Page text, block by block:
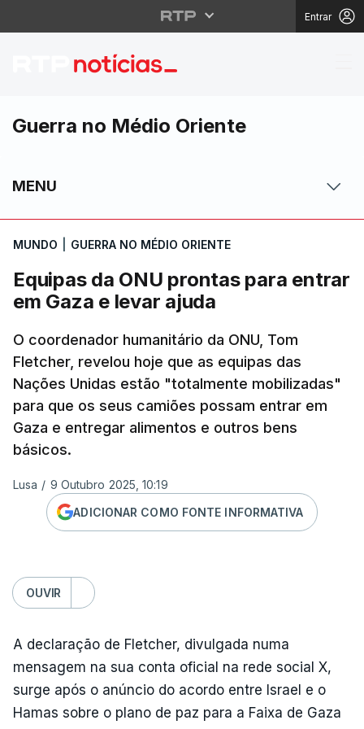
Entrar
Equipas da ONU
Guerra no Médio Oriente
MENU
MUNDO GUERRA NO MÉDIO ORIENTE
Equipas da ONU prontas para entrar
em Gaza e levar ajuda
O coordenador humanitário da ONU, Tom
Fletcher, revelou hoje que as equipas das
Nações Unidas estão "totalmente mobilizadas"
para que os seus camiões possam entrar em
Gaza e entregar alimentos e outros bens
básicos.
Lusa / 9 Outubro 2025, 10:19
ADICIONAR COMO FONTE INFORMATIVA
OUVIR
A declaração de Fletcher, divulgada numa
mensagem na sua conta oficial na rede social X,
surge após o anúncio do acordo entre Israel e o
Hamas sobre o plano de paz para a Faixa de Gaza